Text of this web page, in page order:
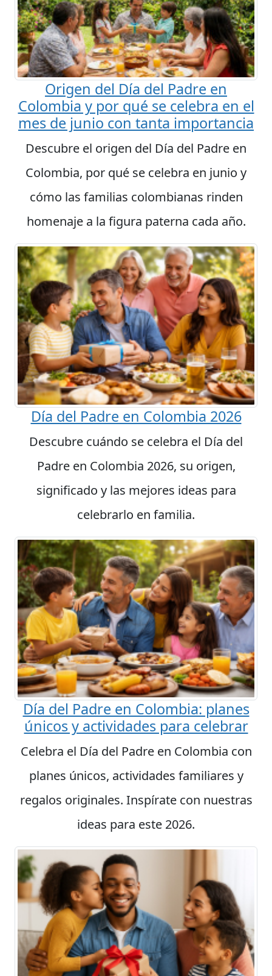
Origen del Día del Padre en
Colombia y por qué se celebra en el
mes de junio con tanta importancia
Descubre el origen del Día del Padre en
Colombia, por qué se celebra en junio y
cómo las familias colombianas rinden
homenaje a la figura paterna cada año.
Día del Padre en Colombia 2026
Descubre cuándo se celebra el Día del
Padre en Colombia 2026, su origen,
significado y las mejores ideas para
celebrarlo en familia.
Día del Padre en Colombia: planes
únicos y actividades para celebrar
Celebra el Día del Padre en Colombia con
planes únicos, actividades familiares y
regalos originales. Inspírate con nuestras
ideas para este 2026.